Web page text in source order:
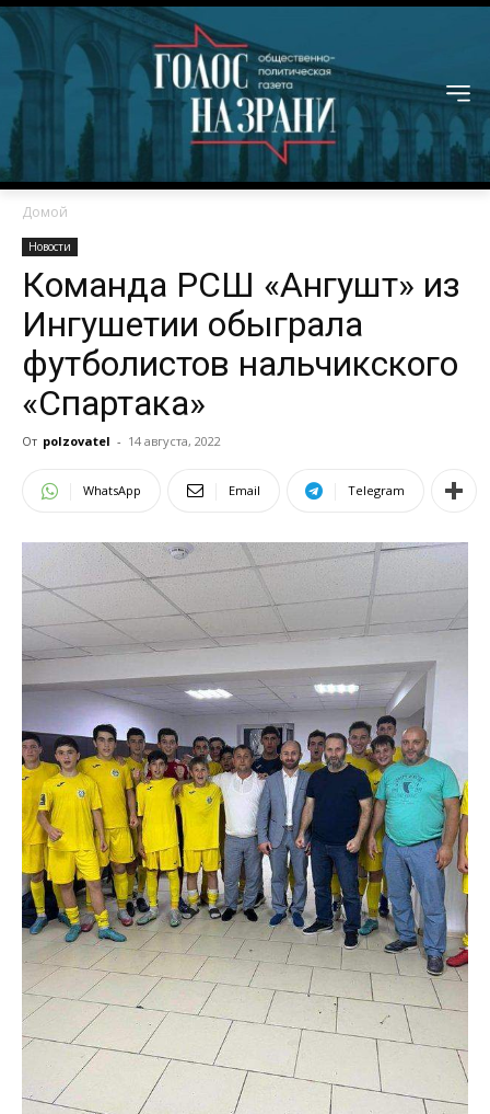
Домой
Новости
Команда РСШ «Ангушт» из
Ингушетии обыграла
футболистов нальчикского
«Спартака»
От polzovatel - 14 августа, 2022
WhatsApp Email Telegram